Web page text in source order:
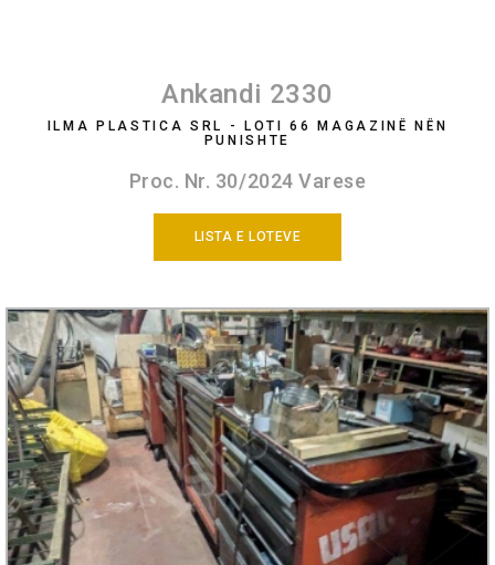
Ankandi 2330
ILMA PLASTICA SRL - LOTI 66 MAGAZINË NËN
PUNISHTE
Proc. Nr. 30/2024 Varese
LISTA E LOTEVE